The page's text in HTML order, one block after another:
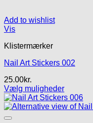
Add to wishlist
Vis
Klistermærker
Nail Art Stickers 002
25.00kr.
Vælg muligheder
Dette
vare
har